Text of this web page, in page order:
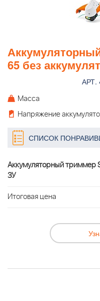
65 без
АРТ.
Масса
Напряжение
СПИСОК
Аккумуляторный триммер
ЗУ
Итоговая цена